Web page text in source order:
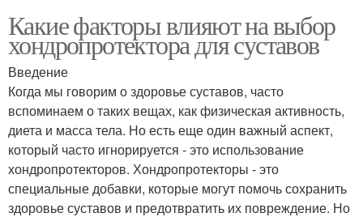
Какие факторы влияют на выбор
хондропротектора для суставов
Введение
Когда мы говорим о здоровье суставов, часто
вспоминаем о таких вещах, как физическая активность,
диета и масса тела. Но есть еще один важный аспект,
который часто игнорируется - это использование
хондропротекторов. Хондропротекторы - это
специальные добавки, которые могут помочь сохранить
здоровье суставов и предотвратить их повреждение. Но